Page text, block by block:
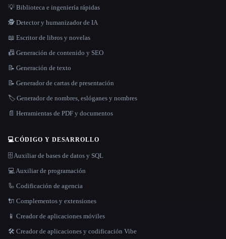
💡 Biblioteca e ingeniería rápidas
🕵️ Detector y humanizador de IA
📖 Escritor de libros y novelas
📠 Generación de contenido y SEO
📝 Generación de texto
📝 Generador de cartas de presentación
🏷️ Generador de nombres, eslóganes y nombres
📄 Herramientas de PDF y documentos
💻CÓDIGO Y DESARROLLO
🗄️ Auxiliar de bases de datos y SQL
💻 Auxiliar de programación
🦾 Codificación de agencia
🔌 Complementos y extensiones
📱 Creador de aplicaciones móviles
🛠️ Creador de aplicaciones y codificación Vibe